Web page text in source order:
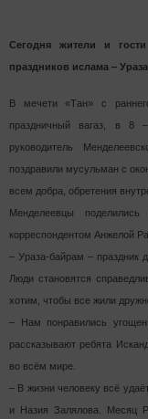
Сегодня жители и
праздников ислама ‒
В мечети «Тан» с
праздничный вагаз, в 8
руководитель
поздравили мусульман с
всем добра, обретения
Менделеевцы
корреспондентом Анжелой
‒ Ураза-байрам ‒ праздник
Люди становятся
хотим, чтобы все жили
‒ Нам понравились
рассказывают ребята
во всём мире.
‒ В жизни человеку всё
и Назия Залялова. Месяц